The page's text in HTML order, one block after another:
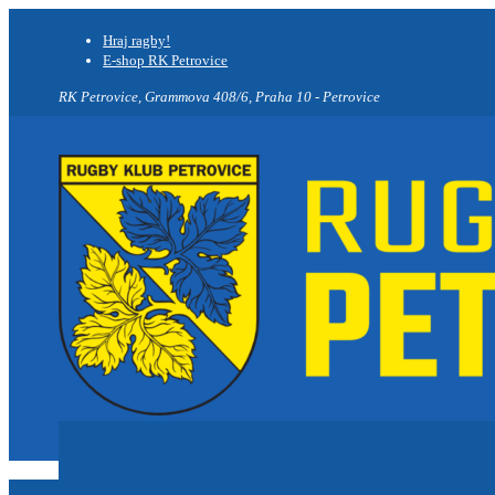
Hraj ragby!
E-shop RK Petrovice
RK Petrovice, Grammova 408/6, Praha 10 - Petrovice